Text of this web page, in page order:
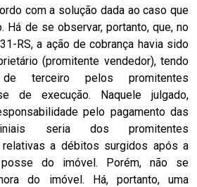
com a solução dada ao caso que
Há de se observar, portanto, que, no
RS, a ação de cobrança havia sido
(promitente vendedor), tendo
terceiro pelos promitentes
de execução. Naquele julgado,
pelo pagamento das
seria dos promitentes
relativas a débitos surgidos após a
do imóvel. Porém, não se
do imóvel. Há, portanto, uma